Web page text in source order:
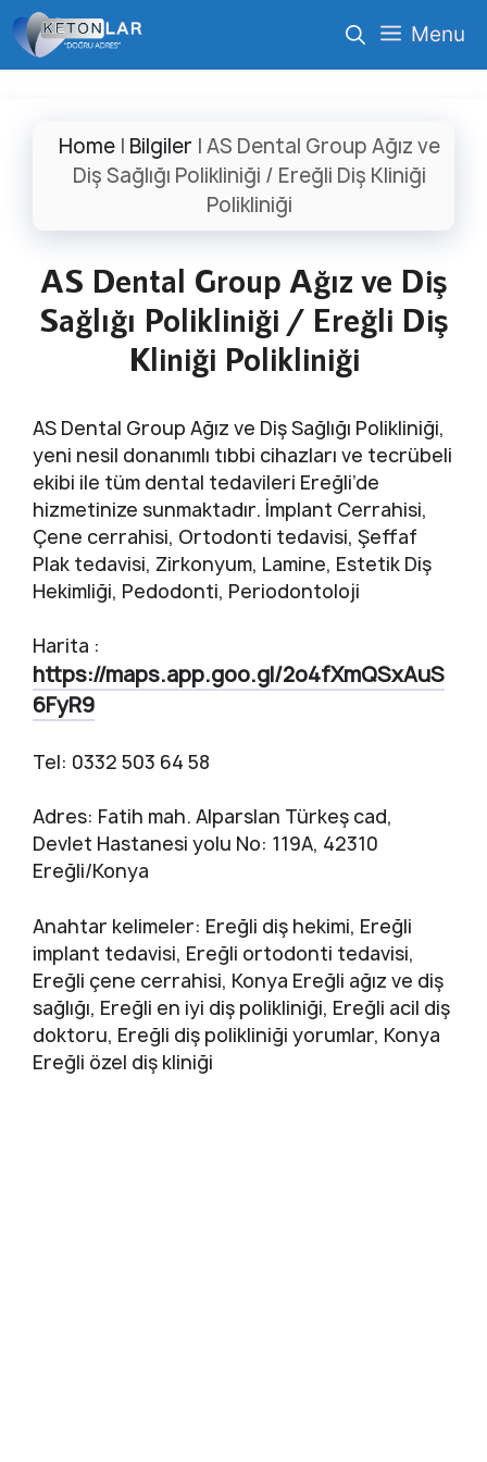
İçeriğe
atla
Menu
Home| Bilgiler | AS Dental Group Ağız ve
Diş Sağlığı Polikliniği / Ereğli Diş Kliniği
Polikliniği
AS Dental Group Ağız ve Diş
Sağlığı Polikliniği / Ereğli Diş
Kliniği Polikliniği
AS Dental Group Ağız ve Diş Sağlığı Polikliniği,
yeni nesil donanımlı tıbbi cihazları ve tecrübeli
ekibi ile tüm dental tedavileri Ereğli’de
hizmetinize sunmaktadır. İmplant Cerrahisi,
Çene cerrahisi, Ortodonti tedavisi, Şeffaf
Plak tedavisi, Zirkonyum, Lamine, Estetik Diş
Hekimliği, Pedodonti, Periodontoloji
Harita :
https://maps.app.goo.gl/2o4fXmQSxAuS
6FyR9
Tel: 0332 503 64 58
Adres: Fatih mah. Alparslan Türkeş cad,
Devlet Hastanesi yolu No: 119A, 42310
Ereğli/Konya
Anahtar kelimeler: Ereğli diş hekimi, Ereğli
implant tedavisi, Ereğli ortodonti tedavisi,
Ereğli çene cerrahisi, Konya Ereğli ağız ve diş
sağlığı, Ereğli en iyi diş polikliniği, Ereğli acil diş
doktoru, Ereğli diş polikliniği yorumlar, Konya
Ereğli özel diş kliniği